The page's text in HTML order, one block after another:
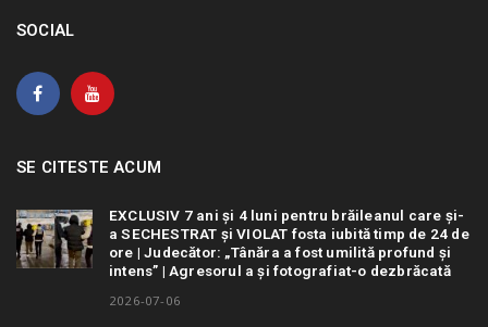
SOCIAL
SE CITESTE ACUM
EXCLUSIV 7 ani și 4 luni pentru brăileanul care și-
a SECHESTRAT și VIOLAT fosta iubită timp de 24 de
ore | Judecător: „Tânăra a fost umilită profund și
intens” | Agresorul a și fotografiat-o dezbrăcată
2026-07-06